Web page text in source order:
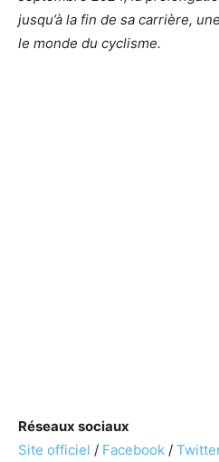
jusqu’à la fin de sa carrière,
le monde du cyclisme.
Réseaux sociaux
Site officiel / Facebook /